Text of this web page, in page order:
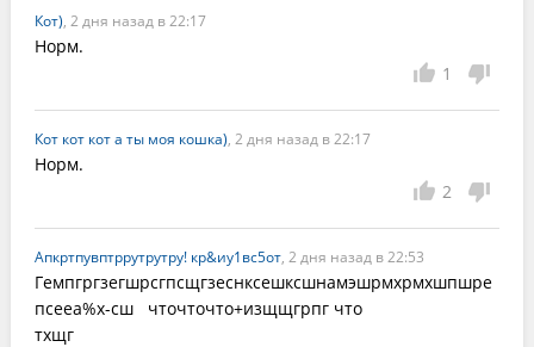
Кот), 2 дня назад в 22:17
Норм.
1
Кот кот кот а ты моя кошка), 2 дня назад в 22:17
Норм.
2
Апкртпувптррутрутру! кр&иу1вс5от, 2 дня назад в 22:53
Гемпгргзегшрсгпсщгзеснксешксшнамэшрмхрмхшпшре
псееа%х-сш   чточточто+изщщгрпг что
тхщг